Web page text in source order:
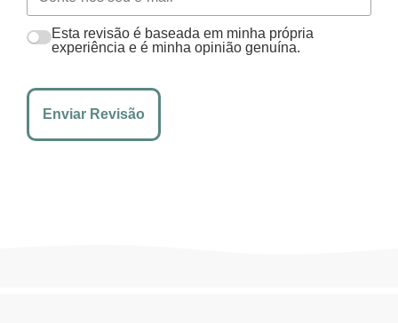
Esta revisão é baseada em minha própria
experiência e é minha opinião genuína.
Enviar Revisão